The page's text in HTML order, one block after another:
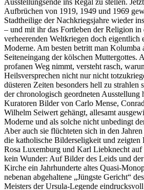
Aufbrüchen von 1919, 1949 und 1969
Stadtheilige der Nachkriegsjahre wieder
– und mit ihr das Fortleben der Religion in
verheerenden Weltkriegen doch eigentlich
Moderne. Am besten betritt man Kolumba
Seiteneingang der kölschen Muttergottes.
profanen Weg nimmt, versteht rasch,
Heilsversprechen nicht nur nicht
düsteren Zeiten besonders hell zu strahlen
der chronologisch geordneten
Kuratoren Bilder von Carlo Mense,
Wilhelm Seiwert gehängt, allesamt
Moderne und als solche nicht unbedingt
Aber auch sie flüchteten sich in den
die katholische Bilderseligkeit und zeigten
Rosa Luxemburg und Karl Liebknecht
kein Wunder: Auf Bilder des Leids und
Kirche ein Jahrhunderte altes Quasi-
nebenan abgehaltene „Jüngste Gericht“
Meisters der Ursula-Legende